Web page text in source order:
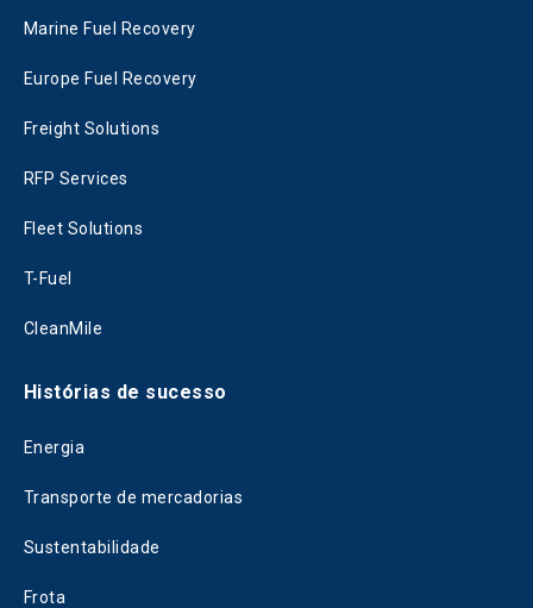
Marine Fuel Recovery
Europe Fuel Recovery
Freight Solutions
RFP Services
Fleet Solutions
T-Fuel
CleanMile
Histórias de sucesso
Energia
Transporte de mercadorias
Sustentabilidade
Frota